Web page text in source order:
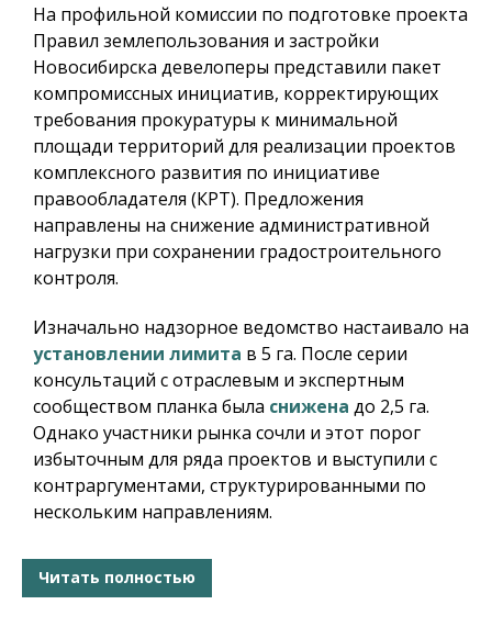
На профильной комиссии по подготовке проекта
Правил землепользования и застройки
Новосибирска девелоперы представили пакет
компромиссных инициатив, корректирующих
требования прокуратуры к минимальной
площади территорий для реализации проектов
комплексного развития по инициативе
правообладателя (КРТ). Предложения
направлены на снижение административной
нагрузки при сохранении градостроительного
контроля.
Изначально надзорное ведомство настаивало на
установлении лимита в 5 га. После серии
консультаций с отраслевым и экспертным
сообществом планка была снижена до 2,5 га.
Однако участники рынка сочли и этот порог
избыточным для ряда проектов и выступили с
контраргументами, структурированными по
нескольким направлениям.
Читать полностью